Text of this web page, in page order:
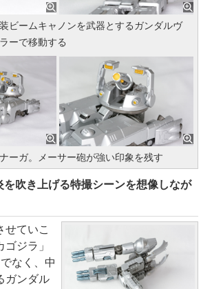
ビームキャノンを武器とするガンダルヴ
ーで移動する
ーガ。メーサー砲が強い印象を残す
吹き上げる特撮シーンを想像しなが
ていこ
ジラ」
なく、中
ガンダル